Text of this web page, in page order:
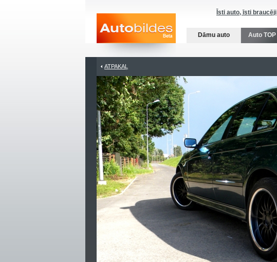
Īsti auto, īsti braucēji
Dāmu auto Auto
ATPAKAĻ